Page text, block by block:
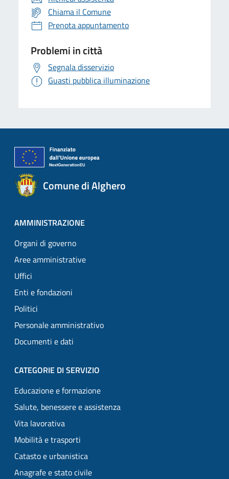
Chiama il Comune
Prenota appuntamento
Problemi in città
Segnala disservizio
Guasti pubblica illuminazione
Comune di Alghero
AMMINISTRAZIONE
Organi di governo
Aree amministrative
Uffici
Enti e fondazioni
Politici
Personale amministrativo
Documenti e dati
CATEGORIE DI SERVIZIO
Educazione e formazione
Salute, benessere e assistenza
Vita lavorativa
Mobilità e trasporti
Catasto e urbanistica
Anagrafe e stato civile